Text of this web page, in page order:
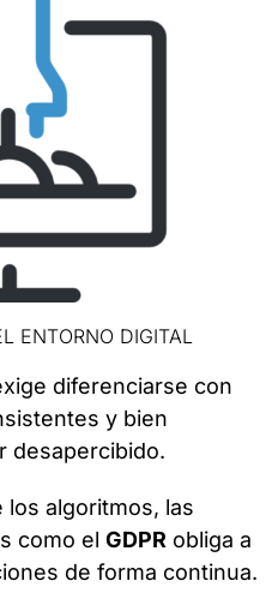
ENTORNO DIGITAL
diferenciarse con
y bien
desapercibido.
los algoritmos, las
como el GDPR obliga a
de forma continua.